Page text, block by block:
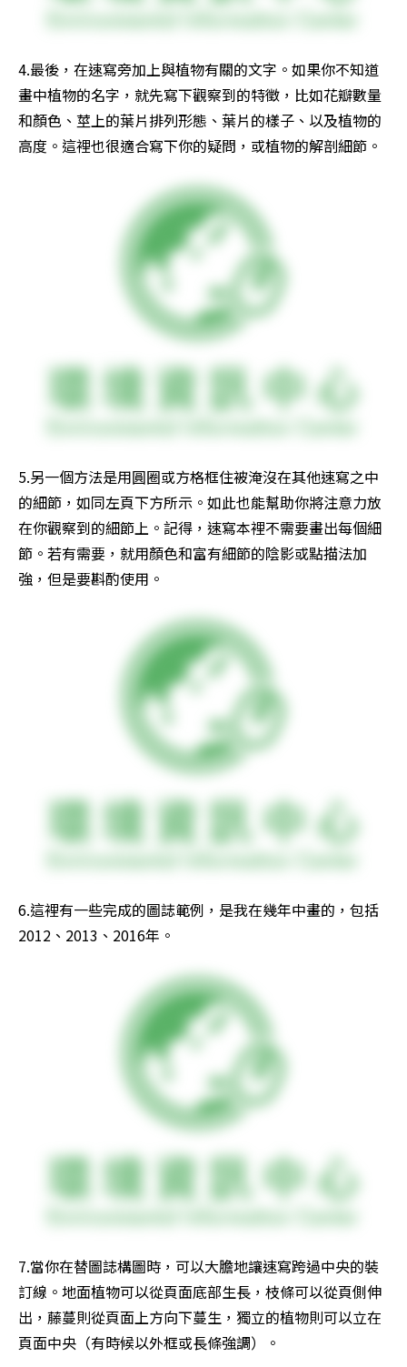
4.最後，在速寫旁加上與植物有關的文字。如果你不知道
畫中植物的名字，就先寫下觀察到的特徵，比如花瓣數量
和顏色、莖上的葉片排列形態、葉片的樣子、以及植物的
高度。這裡也很適合寫下你的疑問，或植物的解剖細節。
5.另一個方法是用圓圈或方格框住被淹沒在其他速寫之中
的細節，如同左頁下方所示。如此也能幫助你將注意力放
在你觀察到的細節上。記得，速寫本裡不需要畫出每個細
節。若有需要，就用顏色和富有細節的陰影或點描法加
強，但是要斟酌使用。
6.這裡有一些完成的圖誌範例，是我在幾年中畫的，包括
2012、2013、2016年。
7.當你在替圖誌構圖時，可以大膽地讓速寫跨過中央的裝
訂線。地面植物可以從頁面底部生長，枝條可以從頁側伸
出，藤蔓則從頁面上方向下蔓生，獨立的植物則可以立在
頁面中央（有時候以外框或長條強調）。